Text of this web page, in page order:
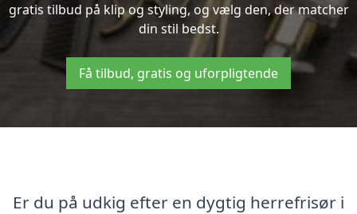
gratis tilbud på klip og styling, og vælg den, der matcher
din stil bedst.
Få tilbud, gratis og uforpligtende
Er du på udkig efter en dygtig herrefrisør i